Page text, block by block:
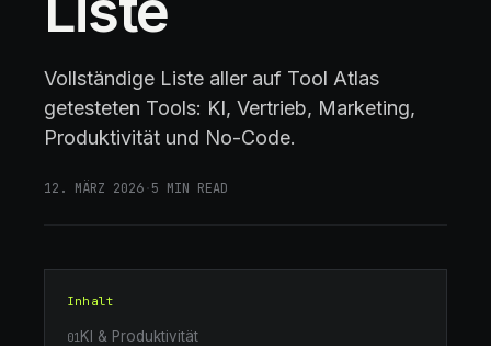
Vollständige Liste aller auf Tool Atlas
getesteten Tools: KI, Vertrieb, Marketing,
Produktivität und No-Code.
12. MÄRZ 2026·5 MIN READ
Inhalt
01KI & Produktivität